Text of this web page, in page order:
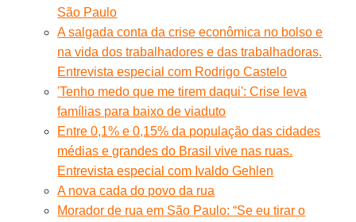
São Paulo
A salgada conta da crise econômica no bolso e
na vida dos trabalhadores e das trabalhadoras.
Entrevista especial com Rodrigo Castelo
'Tenho medo que me tirem daqui': Crise leva
famílias para baixo de viaduto
Entre 0,1% e 0,15% da população das cidades
médias e grandes do Brasil vive nas ruas.
Entrevista especial com Ivaldo Gehlen
A nova cada do povo da rua
Morador de rua em São Paulo: “Se eu tirar o